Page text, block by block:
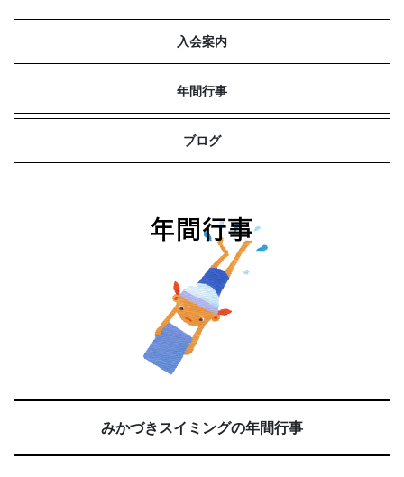
入会案内
年間行事
ブログ
みかづきスイミングの年間行事